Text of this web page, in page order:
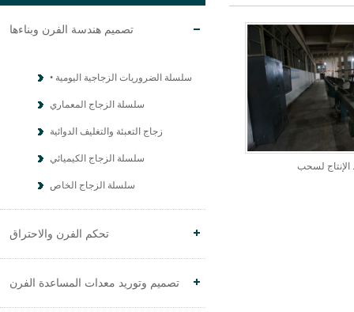
تصميم هندسة الفرن وبناءها
• سلسلة الضروريات الزجاجية اليومية
سلسلة الزجاج المعماري
زجاج التعبئة والتغليف الدوائية
سلسلة الزجاج الكيميائي
سلسلة الزجاج الخاص
تحكم الفرن والاحتراق
تصميم وتوريد معدات المساعدة الفرن
لسحب